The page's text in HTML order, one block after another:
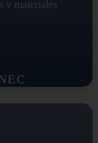
y materiales